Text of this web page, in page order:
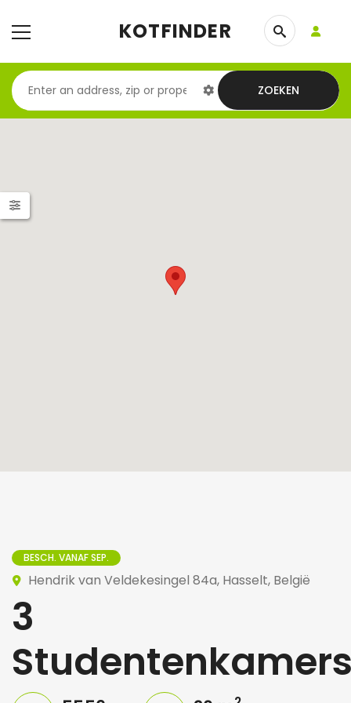
KOTFINDER
ZOEKEN
BESCH. VANAF SEP.
Hendrik van Veldekesingel 84a, Hasselt, België
3